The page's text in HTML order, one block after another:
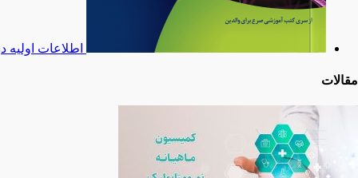
اطلاعات
مقالات